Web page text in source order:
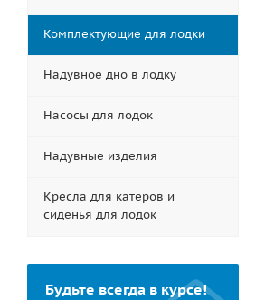
Комплектующие для лодки
Надувное дно в лодку
Насосы для лодок
Надувные изделия
Кресла для катеров и
сиденья для лодок
Будьте всегда в курсе!